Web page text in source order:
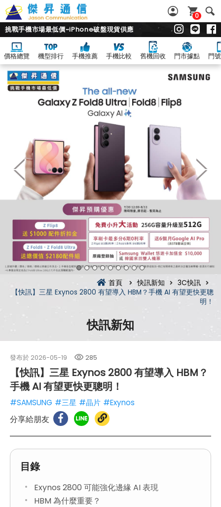
0
挑戰手機市場最低價~iPhone破盤現貨供應
價格總覽 機型排行 手機推薦 手機比較 舊機回收 門市據點 門
首頁 快訊新知
3C快訊
【快訊】三星 Exynos 2800 有望導入 HBM？手機 AI 有望更快更聰
明！
快訊新知
發布於 2026-05-19 285
【快訊】三星 Exynos 2800 有望導入 HBM？
手機 AI 有望更快更聰明！
#SAMSUNG #三星 #晶片 #Exynos
分享給朋友
目錄
Exynos 2800 可能強化邊緣 AI 表現
HBM 為什麼重要？